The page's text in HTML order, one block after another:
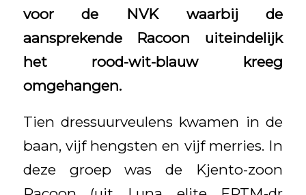
voor de NVK waarbij de
aansprekende Racoon uiteindelijk
het rood-wit-blauw kreeg
omgehangen.
Tien dressuurveulens kwamen in de
baan, vijf hengsten en vijf merries. In
deze groep was de Kjento-zoon